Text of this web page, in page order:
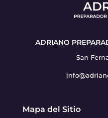
ADRIANO
San
Mapa del Sitio